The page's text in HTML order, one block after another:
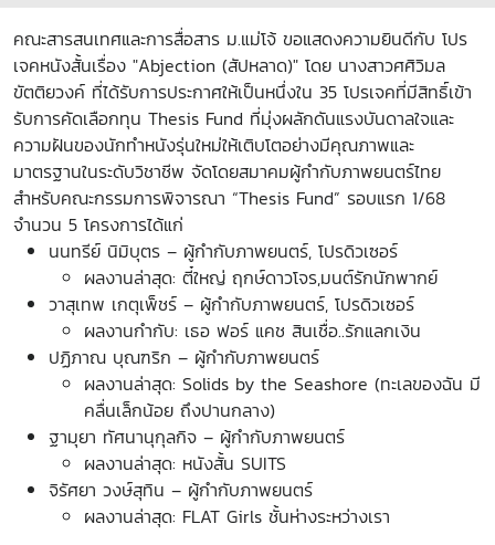
คณะสารสนเทศและการสื่อสาร ม.แม่โจ้ ขอแสดงความยินดีกับ โปร
เจคหนังสั้นเรื่อง "Abjection (สัปหลาด)" โดย นางสาวศศิวิมล
ขัตติยวงค์ ที่ได้รับการประกาศให้เป็นหนึ่งใน 35 โปรเจคที่มีสิทธิ์เข้า
รับการคัดเลือกทุน Thesis Fund ที่มุ่งผลักดันแรงบันดาลใจและ
ความฝันของนักทำหนังรุ่นใหม่ให้เติบโตอย่างมีคุณภาพและ
มาตรฐานในระดับวิชาชีพ จัดโดยสมาคมผู้กำกับภาพยนตร์ไทย
สำหรับคณะกรรมการพิจารณา “Thesis Fund” รอบแรก 1/68
จำนวน 5 โครงการได้แก่
นนทรีย์ นิมิบุตร – ผู้กำกับภาพยนตร์, โปรดิวเซอร์
ผลงานล่าสุด: ตี๋ใหญ่ ฤกษ์ดาวโจร,มนต์รักนักพากย์
วาสุเทพ เกตุเพ็ชร์ – ผู้กำกับภาพยนตร์, โปรดิวเซอร์
ผลงานกำกับ: เธอ ฟอร์ แคช สินเชื่อ..รักแลกเงิน
ปฏิภาณ บุณฑริก – ผู้กำกับภาพยนตร์
ผลงานล่าสุด: Solids by the Seashore (ทะเลของฉัน มี
คลื่นเล็กน้อย ถึงปานกลาง)
ฐามุยา ทัศนานุกุลกิจ – ผู้กำกับภาพยนตร์
ผลงานล่าสุด: หนังสั้น SUITS
จิรัศยา วงษ์สุทิน – ผู้กำกับภาพยนตร์
ผลงานล่าสุด: FLAT Girls ชั้นห่างระหว่างเรา